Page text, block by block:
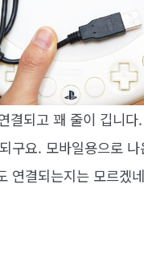
결되고 꽤 줄이 깁니
구요. 모바일용으로
연결되는지는 모르겠